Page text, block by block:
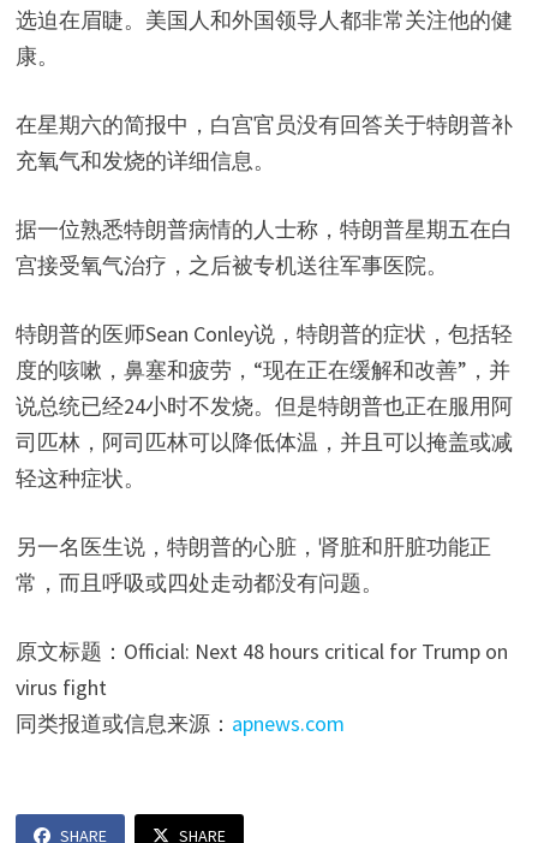
选迫在眉睫。美国人和外国领导人都非常关注他的健
康。
在星期六的简报中，白宫官员没有回答关于特朗普补
充氧气和发烧的详细信息。
据一位熟悉特朗普病情的人士称，特朗普星期五在白
宫接受氧气治疗，之后被专机送往军事医院。
特朗普的医师Sean Conley说，特朗普的症状，包括轻
度的咳嗽，鼻塞和疲劳，“现在正在缓解和改善”，并
说总统已经24小时不发烧。但是特朗普也正在服用阿
司匹林，阿司匹林可以降低体温，并且可以掩盖或减
轻这种症状。
另一名医生说，特朗普的心脏，肾脏和肝脏功能正
常，而且呼吸或四处走动都没有问题。
原文标题：Official: Next 48 hours critical for Trump on
virus fight
同类报道或信息来源： apnews.com
SHARE SHARE